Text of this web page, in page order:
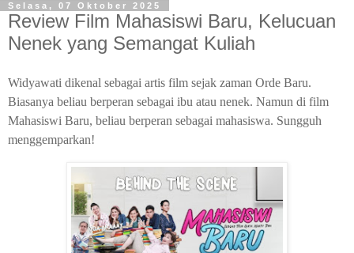
Selasa, 07 Oktober 2025
Review Film Mahasiswi Baru, Kelucuan
Nenek yang Semangat Kuliah
Widyawati dikenal sebagai artis film sejak zaman Orde Baru.
Biasanya beliau berperan sebagai ibu atau nenek. Namun di film
Mahasiswi Baru, beliau berperan sebagai mahasiswa. Sungguh
menggemparkan!